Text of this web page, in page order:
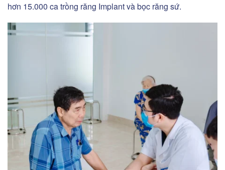
hơn 15.000 ca trồng răng Implant và bọc răng sứ.